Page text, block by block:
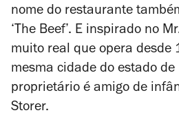
nome do restaurante
‘The Beef’. E inspirado no
muito real que opera desde
mesma cidade do estado
proprietário é amigo de
Storer.